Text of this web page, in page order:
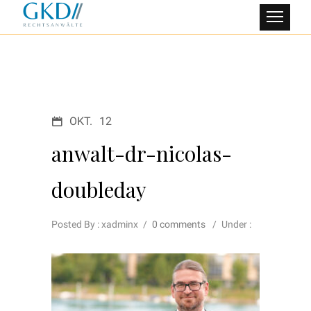
OKT. 12
anwalt-dr-nicolas-
doubleday
Posted By : xadminx / 0 comments / Under :